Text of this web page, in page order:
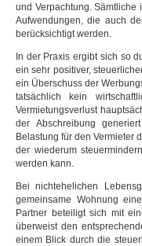
und Verpachtung. Sämtliche
Aufwendungen, die auch
berücksichtigt werden.
In der Praxis ergibt sich so
ein sehr positiver,
ein Überschuss der
tatsächlich kein
Vermietungsverlust
der Abschreibung
Belastung für den Vermieter
der wiederum
werden kann.
Bei nichtehelichen
gemeinsame Wohnung
Partner beteiligt sich mit
überweist den
einem Blick durch die